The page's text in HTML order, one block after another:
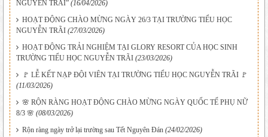
NGUYỄN TRÃI” (16/04/2026)
HOẠT ĐỘNG CHÀO MỪNG NGÀY 26/3 TẠI TRƯỜNG TIỂU HỌC
NGUYỄN TRÃI (27/03/2026)
HOẠT ĐỘNG TRẢI NGHIỆM TẠI GLORY RESORT CỦA HỌC SINH
TRƯỜNG TIỂU HỌC NGUYỄN TRÃI (23/03/2026)
🚩 LỄ KẾT NẠP ĐỘI VIÊN TẠI TRƯỜNG TIỂU HỌC NGUYỄN TRÃI 🚩
(11/03/2026)
🌸 RỘN RÀNG HOẠT ĐỘNG CHÀO MỪNG NGÀY QUỐC TẾ PHỤ NỮ
8/3 🌸 (08/03/2026)
Rộn ràng ngày trở lại trường sau Tết Nguyên Đán (24/02/2026)